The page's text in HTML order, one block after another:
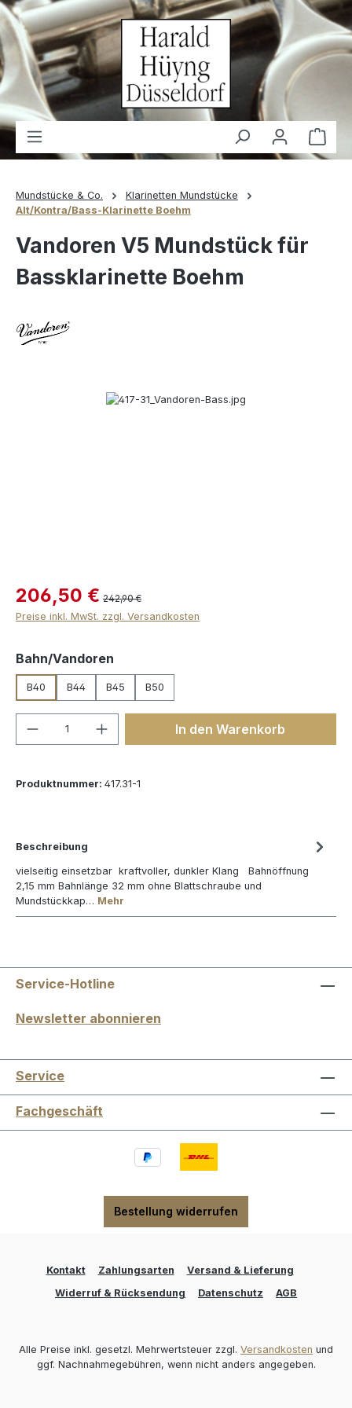
springen
Mundstücke & Co.
Klarinetten Mundstücke
Alt/Kontra/Bass-Klarinette Boehm
Vandoren V5 Mundstück für
Bassklarinette Boehm
Bildergalerie überspringen
206,50 € 242,90 €
Preise inkl. MwSt. zzgl. Versandkosten
Bahn/Vandoren
B40 B44 B45 B50
Produkt Anzahl: Gib denIn den Warenkorb
Produktnummer: 417.31-1
Beschreibung
vielseitig einsetzbar kraftvoller, dunkler Klang Bahnöffnung
2,15 mm Bahnlänge 32 mm ohne Blattschraube und
Mundstückkap… Mehr
Service-Hotline
Newsletter abonnieren
Service
Fachgeschäft
Bestellung widerrufen
Kontakt Zahlungsarten
Versand & Lieferung
Widerruf & Rücksendung
Datenschutz AGB
Alle Preise inkl. gesetzl. Mehrwertsteuer zzgl. Versandkosten und
ggf. Nachnahmegebühren, wenn nicht anders angegeben.